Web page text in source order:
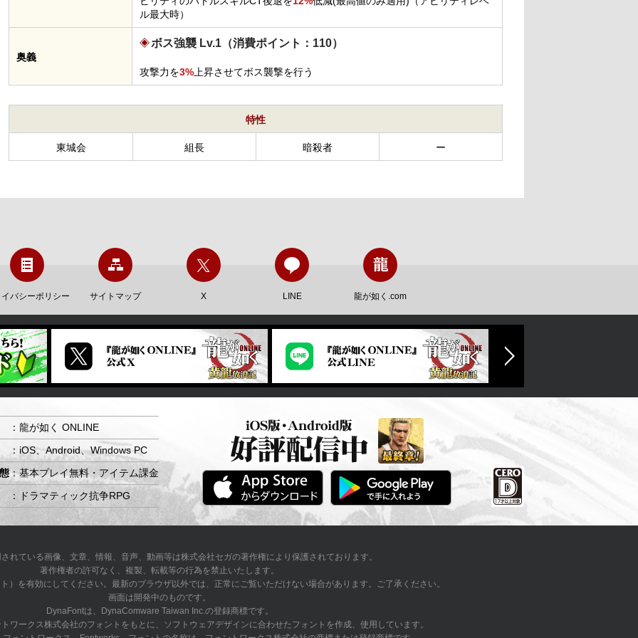
ル最大時）
奥義
ボス強襲 Lv.1（消費ポイント：110）
攻撃力を3% 上昇させてボス襲撃を行う
特性
東城会 組長 暗殺者 ー
イバシーポリシー サイトマップ X LINE 龍が如く.com
：龍が如く ONLINE
：iOS、Android、Windows PC
：基本プレイ無料・アイテム課金
：ドラマティック抗争RPG
れている画像、文章、情報、音声、動画等は株式会社セガの著作権により保護されております。
著作権者の許可なく、複製、転載等の行為を禁止いたします。
）を有効にしてください。最新のブラウザ以外では、正常にご覧いただけない場合があります。ご了承ください。
画面は開発中のものです。
DynaFontは、DynaComware Taiwan Inc.の登録商標です。
ワークス株式会社のフォントをもとに、ソフトウェアデザインに合わせたフォントを作成、使用しています。